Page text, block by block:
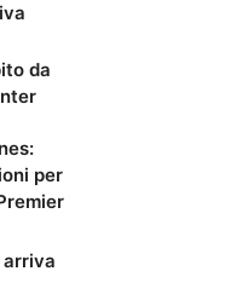
da
per
arriva